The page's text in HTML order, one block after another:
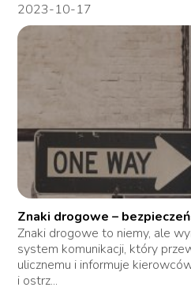
2023-10-17
Znaki drogowe –
Znaki drogowe to niemy, ale
system komunikacji, który
ulicznemu i informuje
i ostrz...